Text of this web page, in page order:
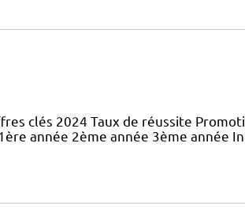
clés 2024 Taux de réussite
année 2ème année 3ème année